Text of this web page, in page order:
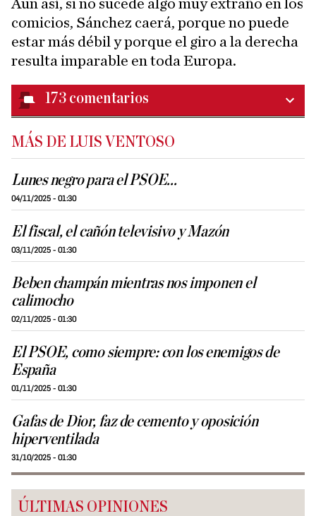
Aun así, si no sucede algo muy extraño en los
comicios, Sánchez caerá, porque no puede
estar más débil y porque el giro a la derecha
resulta imparable en toda Europa.
173 comentarios
MÁS DE LUIS VENTOSO
Lunes negro para el PSOE...
04/11/2025 - 01:30
El fiscal, el cañón televisivo y Mazón
03/11/2025 - 01:30
Beben champán mientras nos imponen el
calimocho
02/11/2025 - 01:30
El PSOE, como siempre: con los enemigos de
España
01/11/2025 - 01:30
Gafas de Dior, faz de cemento y oposición
hiperventilada
31/10/2025 - 01:30
ÚLTIMAS OPINIONES